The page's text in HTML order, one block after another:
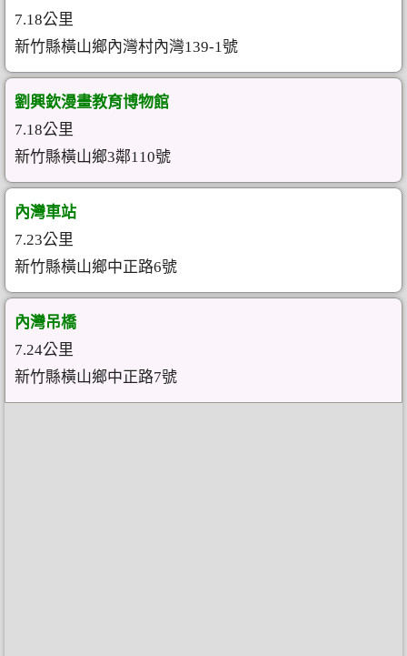
7.18公里
新竹縣橫山鄉內灣村內灣139-1號
劉興欽漫畫教育博物館
7.18公里
新竹縣橫山鄉3鄰110號
內灣車站
7.23公里
新竹縣橫山鄉中正路6號
內灣吊橋
7.24公里
新竹縣橫山鄉中正路7號